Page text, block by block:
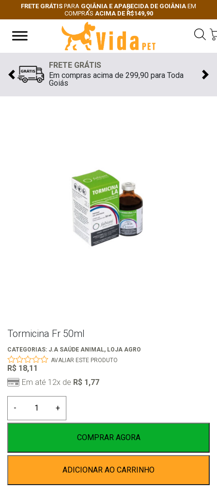
FRETE GRÁTIS PARA GOIÂNIA E APARECIDA DE GOIÂNIA EM
COMPRAS ACIMA DE R$149,90
Previous
Next
FRETE GRÁTIS
Em compras acima de 299,90 para Toda
Goiás
Previous
Tormicina Fr 50ml
CATEGORIAS: J.A SAÚDE ANIMAL, LOJA AGRO
0
out
of
AVALIAR ESTE PRODUTO
R$ 18,11
Em até 12x de R$ 1,77
-
50ml
+
COMPRAR AGORA
ADICIONAR AO CARRINHO